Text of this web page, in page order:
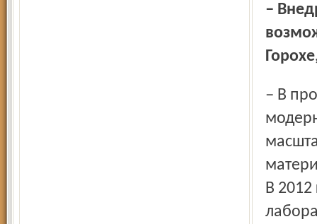
– Внедрение новых образовательных стандартов вряд ли
– В прошлом году в рамках комплексного проекта
В 2012